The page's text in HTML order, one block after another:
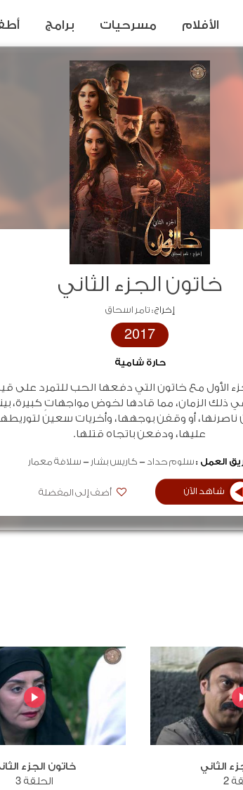
خاتون الجزء الثاني
إخراج :تامر اسحاق
2017
حارة شامية
الأول مع خاتون التي دفعها الحب للتمرد على
الزمان، مما قادها لخوض مواجهاتٍ كبيرة،
ناصرنها، أو وقفن بوجهها، وأخريات سعين
عليها، ودفعن باتجاه قتلها.
العمل :سلوم حداد كاريس بشار سلافة معمار
شاهد الآن أضف إلى المفضلة
الثاني
2
خاتون الجزء
الحلقة 3
الأفلام مسرحيات برامج